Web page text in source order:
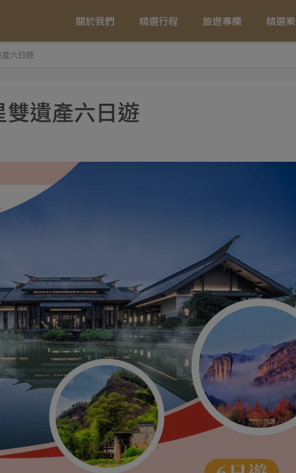
關於我們 精選行程 旅遊專欄 精選
六日遊
遺產六日遊